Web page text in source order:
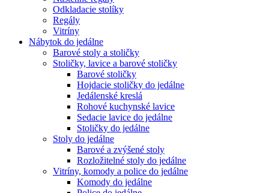
Odkladacie stolíky
Regály
Vitríny
Nábytok do jedálne
Barové stoly a stoličky
Stoličky, lavice a barové stoličky
Barové stoličky
Hojdacie stoličky do jedálne
Jedálenské kreslá
Rohové kuchynské lavice
Sedacie lavice do jedálne
Stoličky do jedálne
Stoly do jedálne
Barové a zvýšené stoly
Rozložitelné stoly do jedálne
Vitríny, komody a police do jedálne
Komody do jedálne